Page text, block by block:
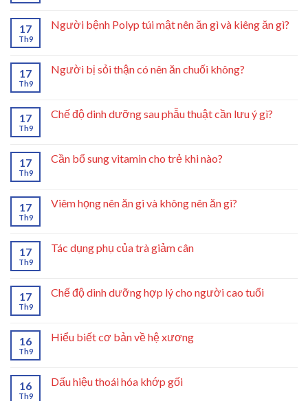
17
Th9
Người bệnh Polyp túi mật nên ăn gì và kiêng ăn gì?
17
Th9
Người bị sỏi thận có nên ăn chuối không?
17
Th9
Chế độ dinh dưỡng sau phẫu thuật cần lưu ý gì?
17
Th9
Cần bổ sung vitamin cho trẻ khi nào?
17
Th9
Viêm họng nên ăn gì và không nên ăn gì?
17
Th9
Tác dụng phụ của trà giảm cân
17
Th9
Chế độ dinh dưỡng hợp lý cho người cao tuổi
16
Th9
Hiểu biết cơ bản về hệ xương
16
Th9
Dấu hiệu thoái hóa khớp gối